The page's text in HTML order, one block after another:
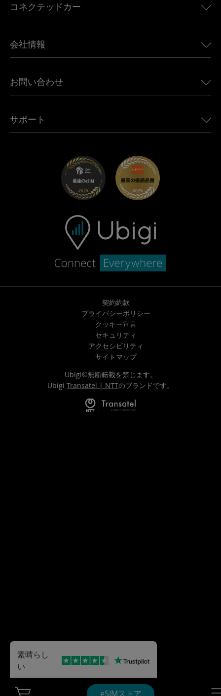
eSIMストア
ヨーロッパ向けeSIM
カナダ向けeSIM
アフリカ向けeSIM
すべての目的地を見る
コネクテッドカー
Land Rover向けUbigi
Jeep向けUbigi
Mini向けUbigi
Maserati向けUbigi
会社情報
Ubigi関連プレス
Ubigiアプリ
お問い合わせ
アフェリエイトプログラム
サポート
トラブルシューティング
ヘルプセンター
お問い合わせ先
契約約款
プライバシーポリシー
クッキー宣言
セキュリティ
アクセシビリティ
サイトマップ
Ubigi©無断転載を禁じます。
Ubigi Transatel | NTTのブランドです。
素晴らし
い